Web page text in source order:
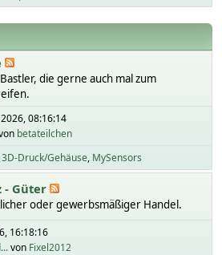
die gerne auch mal zum
08:16:14
betateilchen
3D-Druck/Gehäuse MySensors
- Güter
oder gewerbsmäßiger Handel.
16:18:16
von Fixel2012